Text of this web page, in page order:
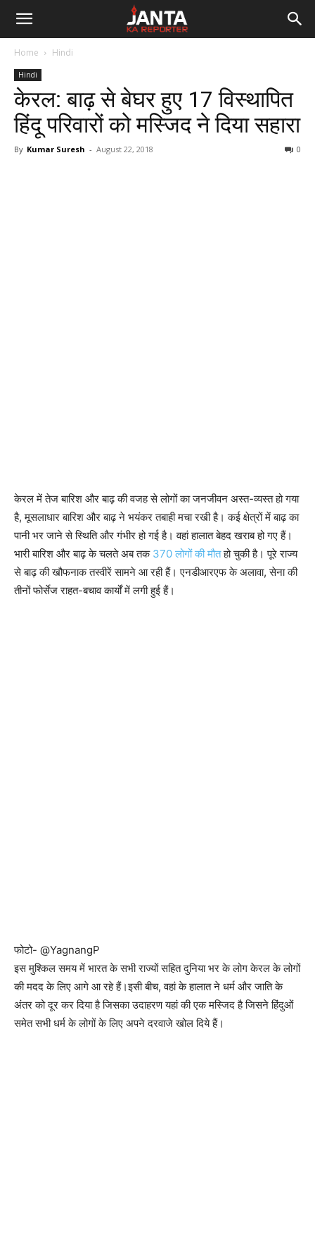
Janta
Reporter
Home Hindi
Hindi
केरल: बाढ़ से बेघर हुए 17 विस्थापित
हिंदू परिवारों को मस्जिद ने दिया सहारा
By Kumar Suresh - August 22, 2018 0
केरल में तेज बारिश और बाढ़ की वजह से लोगों का जनजीवन अस्त-व्यस्त हो गया
है, मूसलाधार बारिश और बाढ़ ने भयंकर तबाही मचा रखी है। कई क्षेत्रों में बाढ़ का
पानी भर जाने से स्थिति और गंभीर हो गई है। वहां हालात बेहद खराब हो गए हैं।
भारी बारिश और बाढ़ के चलते अब तक 370 लोगों की मौतहो चुकी है। पूरे राज्य
से बाढ़ की खौफनाक तस्वीरें सामने आ रही हैं। एनडीआरएफ के अलावा, सेना की
तीनों फोर्सेज राहत-बचाव कार्यों में लगी हुई हैं।
फोटो- @YagnangP
इस मुश्किल समय में भारत के सभी राज्यों सहित दुनिया भर के लोग केरल के लोगों
की मदद के लिए आगे आ रहे हैं।इसी बीच, वहां के हालात ने धर्म और जाति के
अंतर को दूर कर दिया है जिसका उदाहरण यहां की एक मस्जिद है जिसने हिंदुओं
समेत सभी धर्म के लोगों के लिए अपने दरवाजे खोल दिये हैं।